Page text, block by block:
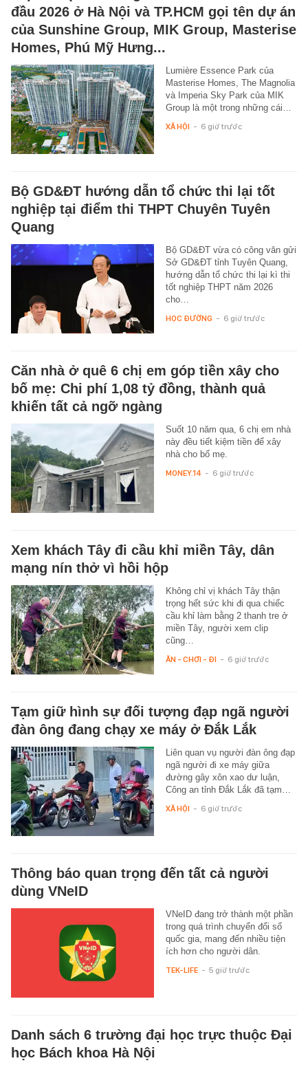
đầu 2026 ở Hà Nội và TP.HCM gọi tên dự án
của Sunshine Group, MIK Group, Masterise
Homes, Phú Mỹ Hưng...
Lumière Essence Park của
Masterise Homes, The Magnolia
và Imperia Sky Park của MIK
Group là một trong những cái…
XÃ HỘI - 6 giờ trước
Bộ GD&ĐT hướng dẫn tổ chức thi lại tốt
nghiệp tại điểm thi THPT Chuyên Tuyên
Quang
Bộ GD&ĐT vừa có công văn gửi
Sở GD&ĐT tỉnh Tuyên Quang,
hướng dẫn tổ chức thi lại kì thi
tốt nghiệp THPT năm 2026
cho…
HỌC ĐƯỜNG - 6 giờ trước
Căn nhà ở quê 6 chị em góp tiền xây cho
bố mẹ: Chi phí 1,08 tỷ đồng, thành quả
khiến tất cả ngỡ ngàng
Suốt 10 năm qua, 6 chị em nhà
này đều tiết kiệm tiền để xây
nhà cho bố mẹ.
MONEY.14 - 6 giờ trước
Xem khách Tây đi cầu khỉ miền Tây, dân
mạng nín thở vì hồi hộp
Không chỉ vị khách Tây thận
trọng hết sức khi đi qua chiếc
cầu khỉ làm bằng 2 thanh tre ở
miền Tây, người xem clip
cũng…
ĂN - CHƠI - ĐI - 6 giờ trước
Tạm giữ hình sự đối tượng đạp ngã người
đàn ông đang chạy xe máy ở Đắk Lắk
Liên quan vụ người đàn ông đạp
ngã người đi xe máy giữa
đường gây xôn xao dư luận,
Công an tỉnh Đắk Lắk đã tạm…
XÃ HỘI - 6 giờ trước
Thông báo quan trọng đến tất cả người
dùng VNeID
VNeID đang trở thành một phần
trong quá trình chuyển đổi số
quốc gia, mang đến nhiều tiện
ích hơn cho người dân.
TEK-LIFE - 5 giờ trước
Danh sách 6 trường đại học trực thuộc Đại
học Bách khoa Hà Nội